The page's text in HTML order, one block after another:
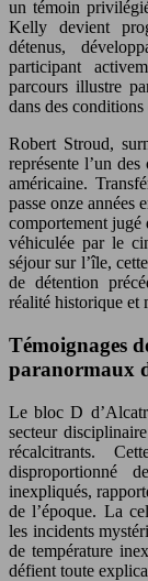
un témoin
Kelly devient
détenus,
participant
parcours illustre
dans des conditions
Robert Stroud,
représente l’un
américaine.
passe onze années
comportement jugé
véhiculée par le
séjour sur l’île,
de détention
réalité historique et
Témoignages
paranormaux
Le bloc D
secteur
récalcitrants.
disproportionné
inexpliqués,
de l’époque. La
les incidents
de température
défient toute